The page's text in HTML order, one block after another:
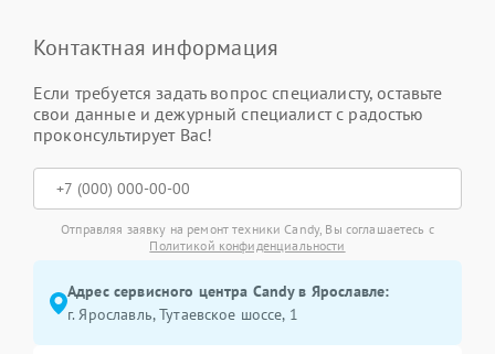
Контактная информация
Если требуется задать вопрос специалисту, оставьте
свои данные и дежурный специалист с радостью
проконсультирует Вас!
Отправляя заявку на ремонт техники Candy, Вы соглашаетесь с
Политикой конфиденциальности
Адрес сервисного центра Candy в Ярославле:
г. Ярославль, Тутаевское шоссе, 1